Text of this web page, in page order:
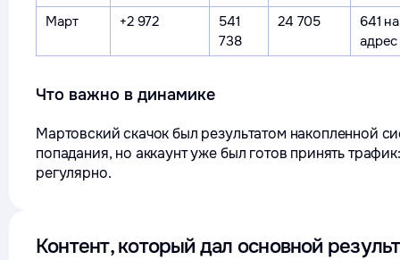
Март
+2 972
541
738
24 705
641
адрес
Что важно в динамике
Мартовский скачок был результатом накопленной
попадания, но аккаунт уже был готов принять
регулярно.
Контент, который дал основной